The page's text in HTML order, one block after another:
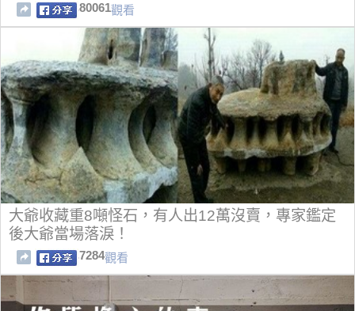
80061觀看
大爺收藏重8噸怪石，有人出12萬沒賣，專家鑑定
後大爺當場落淚！
7284觀看